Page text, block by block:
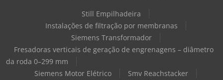
Still Empilhadeira
Instalações de filtração por membranas
Siemens Transformador
Fresadoras verticais de geração de engrenagens – diâmetro
da roda 0–299 mm
Siemens Motor Elétrico
Smv Reachstacker